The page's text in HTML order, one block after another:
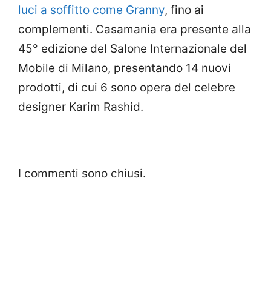
luci a soffitto come Granny, fino ai
complementi. Casamania era presente alla
45° edizione del Salone Internazionale del
Mobile di Milano, presentando 14 nuovi
prodotti, di cui 6 sono opera del celebre
designer Karim Rashid.
I commenti sono chiusi.